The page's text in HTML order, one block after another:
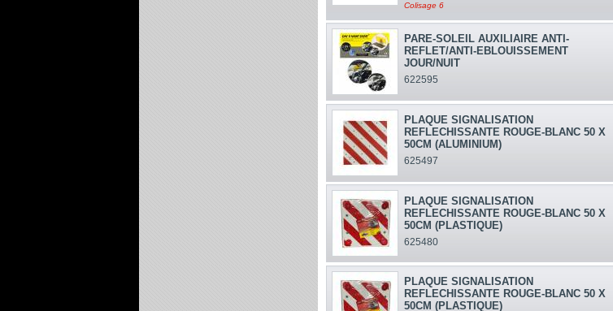
Colisage 6
PARE-SOLEIL AUXILIAIRE ANTI-
REFLET/ANTI-EBLOUISSEMENT
JOUR/NUIT
622595
PLAQUE SIGNALISATION
REFLECHISSANTE ROUGE-BLANC 50 X
50CM (ALUMINIUM)
625497
PLAQUE SIGNALISATION
REFLECHISSANTE ROUGE-BLANC 50 X
50CM (PLASTIQUE)
625480
PLAQUE SIGNALISATION
REFLECHISSANTE ROUGE-BLANC 50 X
50CM (PLASTIQUE)